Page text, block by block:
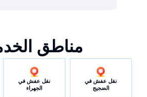
مناطق
نقل عفش في
الضجيج
نقل عفش في
الجهراء